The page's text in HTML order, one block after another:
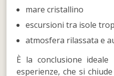
mare cristallino
escursioni tra isole
atmosfera rilassata e
È la conclusione
esperienze, che si